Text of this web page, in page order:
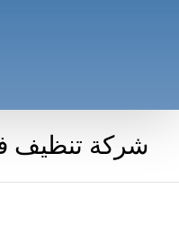
شركة تنظيف في